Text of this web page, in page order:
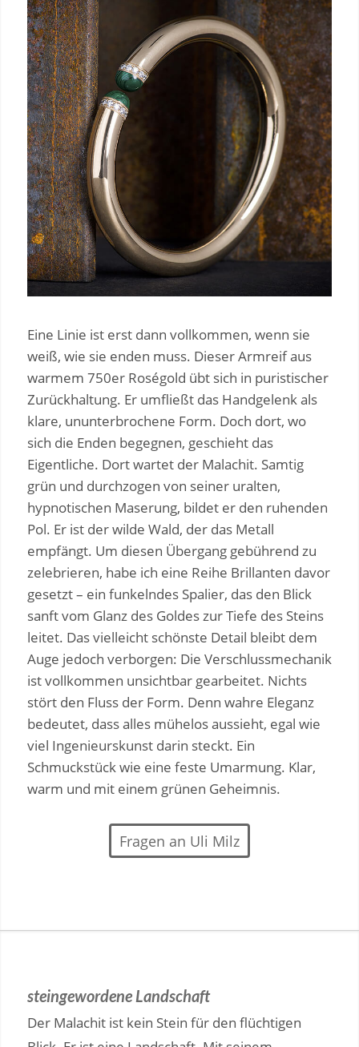
Eine Linie ist erst dann vollkommen, wenn sie
weiß, wie sie enden muss. Dieser Armreif aus
warmem 750er Roségold übt sich in puristischer
Zurückhaltung. Er umfließt das Handgelenk als
klare, ununterbrochene Form. Doch dort, wo
sich die Enden begegnen, geschieht das
Eigentliche. Dort wartet der Malachit. Samtig
grün und durchzogen von seiner uralten,
hypnotischen Maserung, bildet er den ruhenden
Pol. Er ist der wilde Wald, der das Metall
empfängt. Um diesen Übergang gebührend zu
zelebrieren, habe ich eine Reihe Brillanten davor
gesetzt – ein funkelndes Spalier, das den Blick
sanft vom Glanz des Goldes zur Tiefe des Steins
leitet. Das vielleicht schönste Detail bleibt dem
Auge jedoch verborgen: Die Verschlussmechanik
ist vollkommen unsichtbar gearbeitet. Nichts
stört den Fluss der Form. Denn wahre Eleganz
bedeutet, dass alles mühelos aussieht, egal wie
viel Ingenieurskunst darin steckt. Ein
Schmuckstück wie eine feste Umarmung. Klar,
warm und mit einem grünen Geheimnis.
Fragen an Uli Milz
steingewordene Landschaft
Der Malachit ist kein Stein für den flüchtigen